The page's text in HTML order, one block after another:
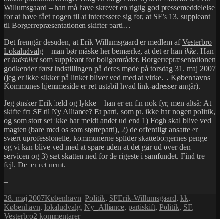
Willumsgaard – han må have skrevet en rigtig god pressemeddelelse
for at have fået nogen til at interessere sig for, at SF’s 13. suppleant
til Borgerrepræsentationen skifter parti…
Det fremgår desuden, at Erik Willumsgaard er medlem afVesterbro
Lokaludvalg – man bør måske her bemærke, at det er han ikke. Han
er indstilletsom suppleant for boligområdet. Borgerrepræsentationen
godkender først indstillingen på deres møde på torsdag 31. maj 2007
(jeg er ikke sikker på linket bliver ved med at virke… Københavns
Kommunes hjemmeside er ret ustabil hvad link-adresser angår).
Jeg ønsker Erik held og lykke – han er en fin nok fyr, men altså: At
skifte fra SF til Ny Alliance? Et parti, som pt. ikke har nogen politik,
og som stort set ikke har meldt andet ud end 1) Fogh skal blive ved
magten (bare med os som støtteparti), 2) de offentligt ansatte er
svært uprofessionelle, kommunerne spilder skatteborgernes penge
og vi kan blive ved med at spare uden at det går ud over den
servicen og 3) sæt skatten ned for de rigeste i samfundet. Find tre
fejl. Det er ret nemt.
–
Udgivet
i
28. maj 2007Kategorier
København, Politik, SFTags
Erik-Willumsgaard, kk,
København, lokaludvalg, Ny_Alliance, partiskift, Politik, SF,
Vesterbro2 kommentarertil